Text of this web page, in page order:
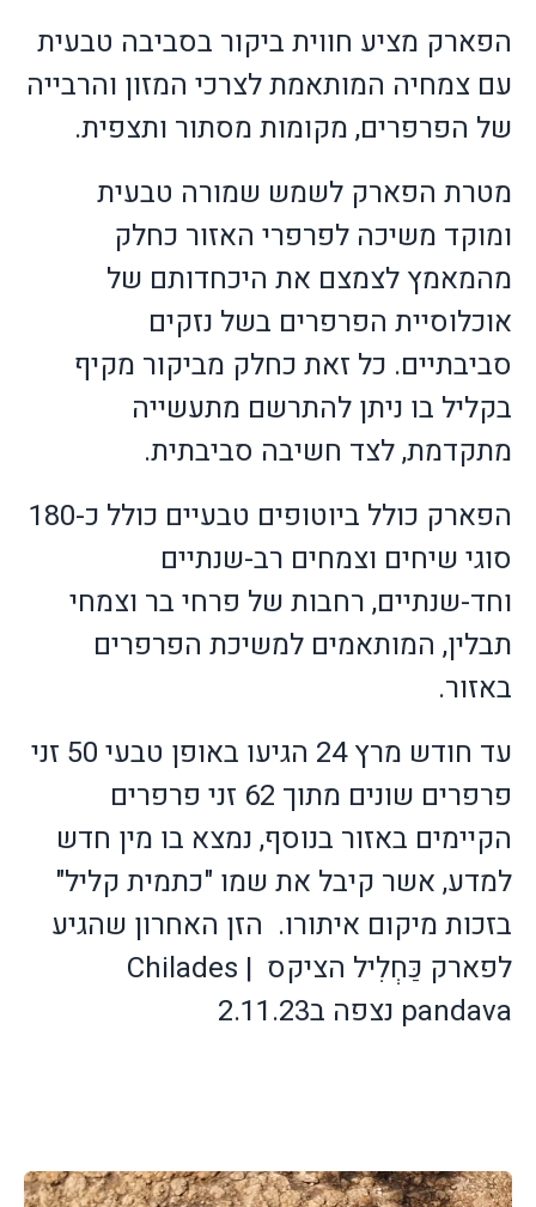
הפארק מציע חווית ביקור בסביבה טבעית
עם צמחיה המותאמת לצרכי המזון והרבייה
של הפרפרים, מקומות מסתור ותצפית.
מטרת הפארק לשמש שמורה טבעית
ומוקד משיכה לפרפרי האזור כחלק
מהמאמץ לצמצם את היכחדותם של
אוכלוסיית הפרפרים בשל נזקים
סביבתיים. כל זאת כחלק מביקור מקיף
בקליל בו ניתן להתרשם מתעשייה
מתקדמת, לצד חשיבה סביבתית.
הפארק כולל ביוטופים טבעיים כולל כ-180
סוגי שיחים וצמחים רב-שנתיים
וחד-שנתיים, רחבות של פרחי בר וצמחי
תבלין, המותאמים למשיכת הפרפרים
באזור.
עד חודש מרץ 24 הגיעו באופן טבעי 50 זני
פרפרים שונים מתוך 62 זני פרפרים
הקיימים באזור בנוסף, נמצא בו מין חדש
למדע, אשר קיבל את שמו "כתמית קליל"
בזכות מיקום איתורו. הזן האחרון שהגיע
לפארק כַּחְלִיל הציקס |
Chilades
pandava נצפה ב2.11.23